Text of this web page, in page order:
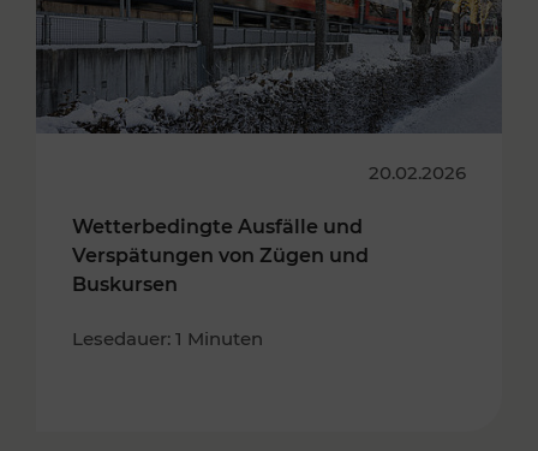
20.02.2026
Wetterbedingte Ausfälle und
Verspätungen von Zügen und
Buskursen
Lesedauer: 1 Minuten